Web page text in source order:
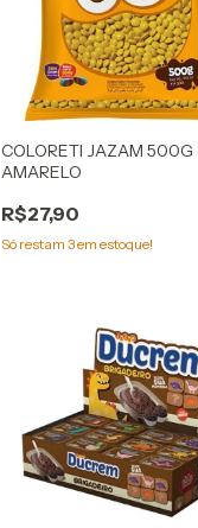
COLORETI JAZAM 500G
AMARELO
R$27,90
Só restam3em estoque!